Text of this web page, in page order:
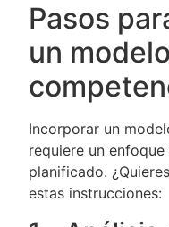
Pasos
un
Incorporar un
requiere un
planificado.
estas instrucciones: